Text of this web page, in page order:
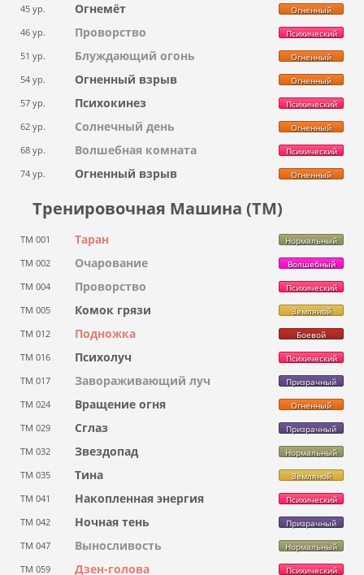
45 ур. Огнемёт Огненный
46 ур. Проворство Психический
51 ур. Блуждающий огонь Огненный
54 ур. Огненный взрыв Огненный
57 ур. Психокинез Психический
62 ур. Солнечный день Огненный
68 ур. Волшебная комната Психический
74 ур. Огненный взрыв Огненный
Тренировочная Машина (ТМ)
ТМ 001 Таран Нормальный
ТМ 002 Очарование Волшебный
ТМ 004 Проворство Психический
ТМ 005 Комок грязи Земляной
ТМ 012 Подножка Боевой
ТМ 016 Психолуч Психический
ТМ 017 Завораживающий луч Призрачный
ТМ 024 Вращение огня Огненный
ТМ 029 Сглаз Призрачный
ТМ 032 Звездопад Нормальный
ТМ 035 Тина Земляной
ТМ 041 Накопленная энергия Психический
ТМ 042 Ночная тень Призрачный
ТМ 047 Выносливость Нормальный
ТМ 059 Дзен-голова Психический